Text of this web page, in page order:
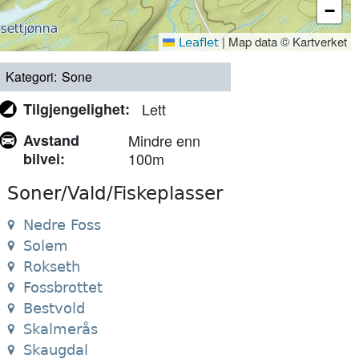
−
Leaflet | Map data © Kartverket
Kategori Sone
Tilgjengelighet
Lett
Avstand
bilvei
Mindre enn
100m
Soner/Vald/Fiskeplasser
Nedre Foss
Solem
Rokseth
Fossbrottet
Bestvold
Skalmerås
Skaugdal